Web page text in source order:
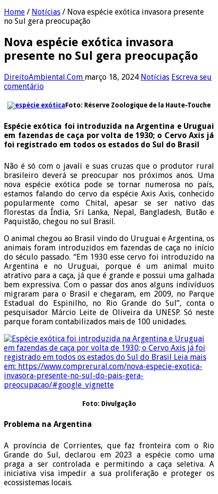
Home / Notícias / Nova espécie exótica invasora presente
no Sul gera preocupação
Nova espécie exótica invasora
presente no Sul gera preocupação
DireitoAmbiental.Com março 18, 2024 Notícias Escreva seu
comentário
Foto: Réserve Zoologique de la Haute-Touche
Espécie exótica foi introduzida na Argentina e Uruguai
em fazendas de caça por volta de 1930; o Cervo Axis já
foi registrado em todos os estados do Sul do Brasil
Não é só com o javali e suas cruzas que o produtor rural
brasileiro deverá se preocupar nos próximos anos. Uma
nova espécie exótica pode se tornar numerosa no país,
estamos falando do cervo da espécie Axis Axis, conhecido
popularmente como Chital, apesar se ser nativo das
florestas da Índia, Sri Lanka, Nepal, Bangladesh, Butão e
Paquistão, chegou no sul Brasil.
O animal chegou ao Brasil vindo do Uruguai e Argentina, os
animais foram introduzidos em fazendas de caça no início
do século passado. “Em 1930 esse cervo foi introduzido na
Argentina e no Uruguai, porque é um animal muito
atrativo para a caça, já que é grande e possui uma galhada
bem expressiva. Com o passar dos anos alguns indivíduos
migraram para o Brasil e chegaram, em 2009, no Parque
Estadual do Espinilho, no Rio Grande do Sul”, conta o
pesquisador Márcio Leite de Oliveira da UNESP. Só neste
parque foram contabilizados mais de 100 unidades.
Foto: Divulgação
Problema na Argentina
A província de Corrientes, que faz fronteira com o Rio
Grande do Sul, declarou em 2023 a espécie como uma
praga a ser controlada e permitindo a caça seletiva. A
iniciativa visa impedir a sua proliferação e proteger os
ecossistemas locais.